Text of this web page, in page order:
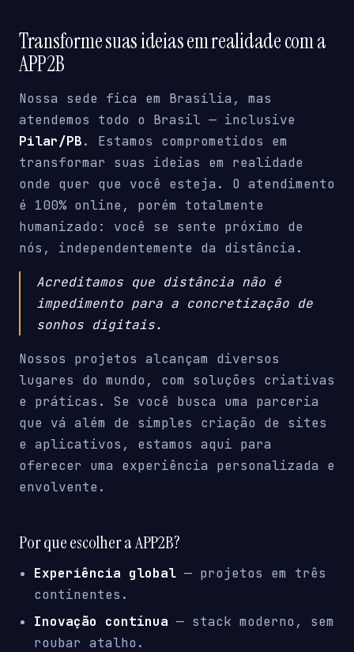
Transforme suas ideias em realidade com a
APP2B
Nossa sede fica em Brasília, mas
atendemos todo o Brasil — inclusive
Pilar/PB. Estamos comprometidos em
transformar suas ideias em realidade
onde quer que você esteja. O atendimento
é 100% online, porém totalmente
humanizado: você se sente próximo de
nós, independentemente da distância.
Acreditamos que distância não é
impedimento para a concretização de
sonhos digitais.
Nossos projetos alcançam diversos
lugares do mundo, com soluções criativas
e práticas. Se você busca uma parceria
que vá além de simples criação de sites
e aplicativos, estamos aqui para
oferecer uma experiência personalizada e
envolvente.
Por que escolher a APP2B?
Experiência global — projetos em três
continentes.
Inovação contínua — stack moderno, sem
roubar atalho.